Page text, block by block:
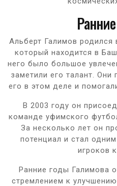
Альберт Галимов родился
который находится в
него было большое
заметили его талант.
его в этом деле и
В 2003 году он
команде уфимского
За несколько лет он
потенциал и стал
игроков
Ранние годы Галимова
стремлением к